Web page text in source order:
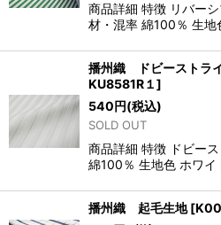
商品詳細 特徴 リバー
材・混率 綿100％ 生
播州織 ドビーストラ
KU8581R１]
540円(税込)
SOLD OUT
商品詳細 特徴 ドビー
綿100％ 生地色 ホワ
播州織 起毛生地 [